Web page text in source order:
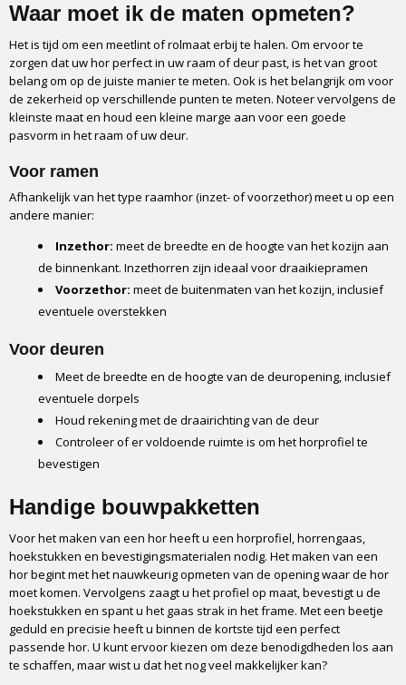
Waar moet ik de maten opmeten?
Het is tijd om een meetlint of rolmaat erbij te halen. Om ervoor te
zorgen dat uw hor perfect in uw raam of deur past, is het van groot
belang om op de juiste manier te meten. Ook is het belangrijk om voor
de zekerheid op verschillende punten te meten. Noteer vervolgens de
kleinste maat en houd een kleine marge aan voor een goede
pasvorm in het raam of uw deur.
Voor ramen
Afhankelijk van het type raamhor (inzet- of voorzethor) meet u op een
andere manier:
Inzethor: meet de breedte en de hoogte van het kozijn aan
de binnenkant. Inzethorren zijn ideaal voor draaikiepramen
Voorzethor: meet de buitenmaten van het kozijn, inclusief
eventuele overstekken
Voor deuren
Meet de breedte en de hoogte van de deuropening, inclusief
eventuele dorpels
Houd rekening met de draairichting van de deur
Controleer of er voldoende ruimte is om het horprofiel te
bevestigen
Handige bouwpakketten
Voor het maken van een hor heeft u een horprofiel, horrengaas,
hoekstukken en bevestigingsmaterialen nodig. Het maken van een
hor begint met het nauwkeurig opmeten van de opening waar de hor
moet komen. Vervolgens zaagt u het profiel op maat, bevestigt u de
hoekstukken en spant u het gaas strak in het frame. Met een beetje
geduld en precisie heeft u binnen de kortste tijd een perfect
passende hor. U kunt ervoor kiezen om deze benodigdheden los aan
te schaffen, maar wist u dat het nog veel makkelijker kan?